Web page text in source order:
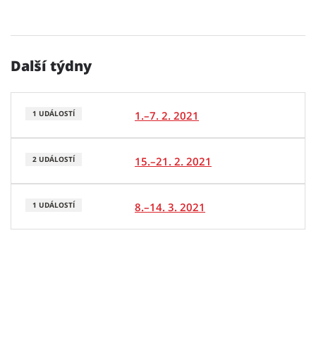
Další týdny
1 UDÁLOSTÍ 1.–7. 2. 2021
2 UDÁLOSTÍ 15.–21. 2. 2021
1 UDÁLOSTÍ 8.–14. 3. 2021